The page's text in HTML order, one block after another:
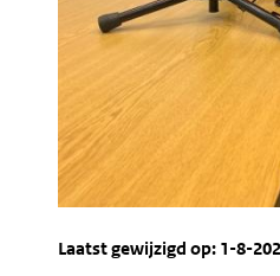
Laatst gewijzigd op: 1-8-